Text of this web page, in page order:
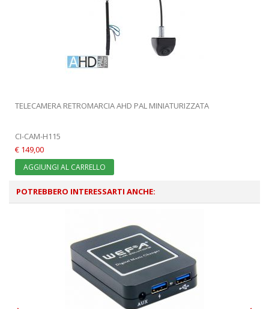
TELECAMERA RETROMARCIA AHD PAL MINIATURIZZATA
CI-CAM-H115
€ 149,00
AGGIUNGI AL CARRELLO
POTREBBERO INTERESSARTI ANCHE: